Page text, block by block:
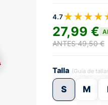
4.7
27,99 €
ANTES 49,50 €
Talla (Guía de
S M